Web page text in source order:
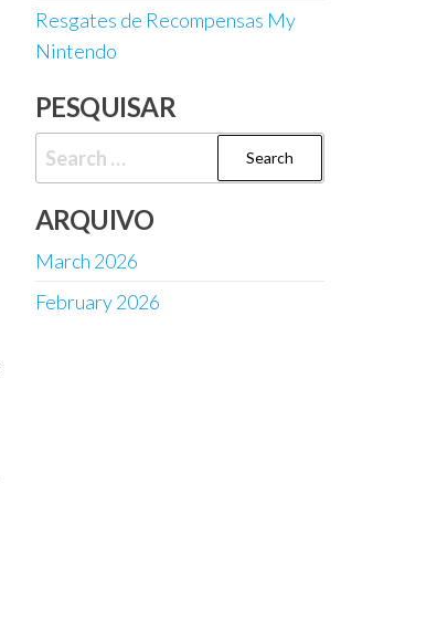
Resgates de Recompensas My
Nintendo
PESQUISAR
Search
for:
ARQUIVO
March 2026
February 2026